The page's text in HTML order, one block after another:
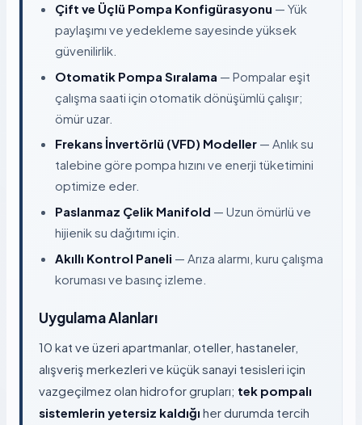
Çift ve Üçlü Pompa Konfigürasyonu — Yük
paylaşımı ve yedekleme sayesinde yüksek
güvenilirlik.
Otomatik Pompa Sıralama — Pompalar eşit
çalışma saati için otomatik dönüşümlü çalışır;
ömür uzar.
Frekans İnvertörlü (VFD) Modeller — Anlık su
talebine göre pompa hızını ve enerji tüketimini
optimize eder.
Paslanmaz Çelik Manifold — Uzun ömürlü ve
hijienik su dağıtımı için.
Akıllı Kontrol Paneli — Arıza alarmı, kuru çalışma
koruması ve basınç izleme.
Uygulama Alanları
10 kat ve üzeri apartmanlar, oteller, hastaneler,
alışveriş merkezleri ve küçük sanayi tesisleri için
vazgeçilmez olan hidrofor grupları; tek pompalı
sistemlerin yetersiz kaldığı her durumda tercih